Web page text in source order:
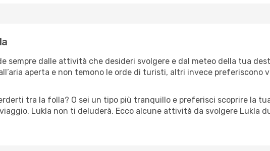
sempre dalle attività che desideri svolgere e dal meteo della tua
aperta e non temono le orde di turisti, altri invece preferiscono
tra la folla? O sei un tipo più tranquillo e preferisci scoprire la
Lukla non ti deluderà. Ecco alcune attività da svolgere Lukla